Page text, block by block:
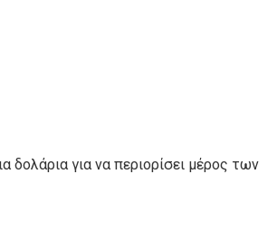
δολάρια για να περιορίσει μέρος των